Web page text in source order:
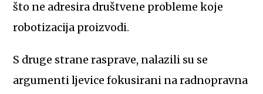
što ne adresira društvene probleme koje
robotizacija proizvodi.
S druge strane rasprave, nalazili su se
argumenti ljevice fokusirani na radnopravna